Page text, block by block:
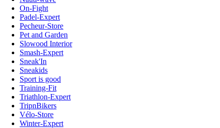
On-Fight
Padel-Expert
Pecheur-Store
Pet and Garden
Slowood Interior
Smash-Expert
Sneak'In
Sneakids
Sport is good
Training-Fit
Triathlon-Expert
TripnBikers
Vélo-Store
Winter-Expert